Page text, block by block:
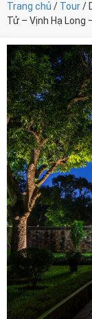
Trang chủ / Tour/
Tử – Vịnh Hạ Long